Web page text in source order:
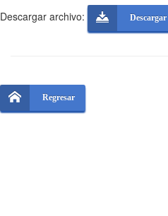
Descargar archivo: Descargar
Regresar